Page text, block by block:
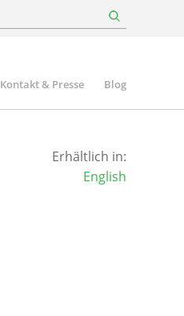
Kontakt & Presse Blog
Erhältlich in:
English